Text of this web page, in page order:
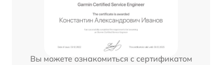
Вы можете ознакомиться с сертификатом